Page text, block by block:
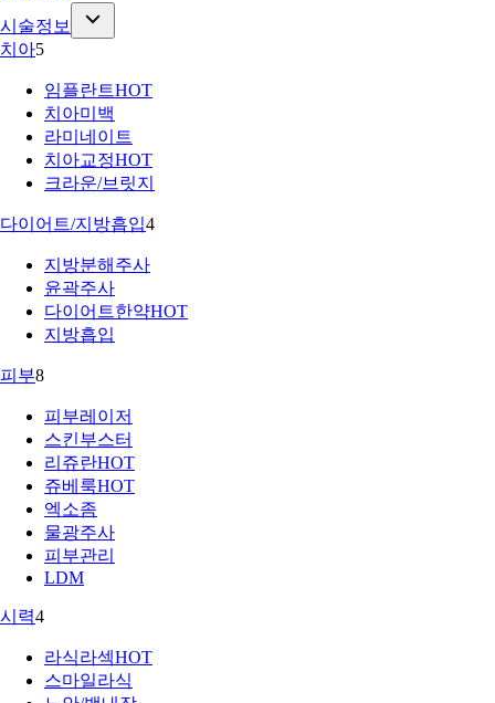
시술정보
치아5
임플란트HOT
치아미백
라미네이트
치아교정HOT
크라운/브릿지
다이어트/지방흡입4
지방분해주사
윤곽주사
다이어트한약HOT
지방흡입
피부8
피부레이저
스킨부스터
리쥬란HOT
쥬베룩HOT
엑소좀
물광주사
피부관리
LDM
시력4
라식라섹HOT
스마일라식